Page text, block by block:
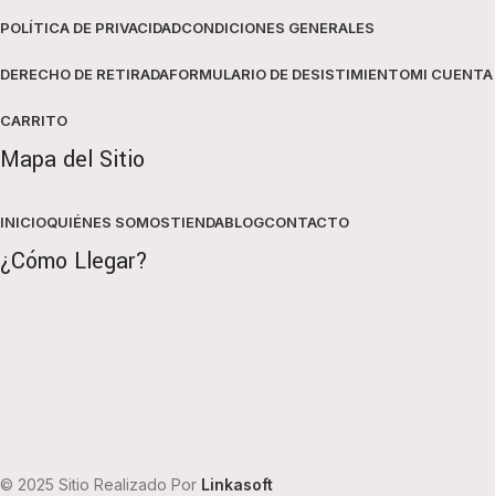
POLÍTICA DE PRIVACIDADCONDICIONES GENERALES
DERECHO DE RETIRADAFORMULARIO DE DESISTIMIENTOMI CUENTA
CARRITO
Mapa del Sitio
INICIOQUIÉNES SOMOSTIENDABLOGCONTACTO
¿Cómo Llegar?
© 2025 Sitio Realizado Por Linkasoft